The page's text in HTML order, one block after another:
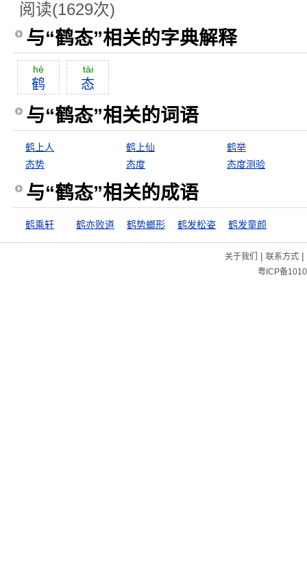
阅读(1629次)
与“鹤态”相关的字典解释
hè
鹤
tài
态
与“鹤态”相关的词语
鹤上人 鹤上仙
鹤举
态势
态度 态度测验
与“鹤态”相关的成语
鹤乘轩 鹤亦败道 鹤势螂形 鹤发松姿 鹤发童颜
关于我们 | 联系方式|
粤ICP备